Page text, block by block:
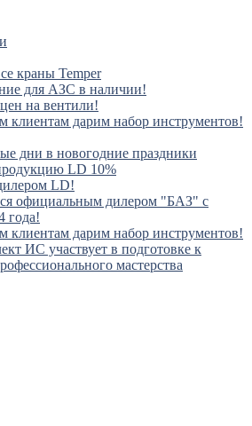
краны Temper
для АЗС в наличии!
на вентили!
клиентам дарим набор инструментов!
дни в новогодние праздники
LD 10%
LD!
официальным дилером "БАЗ" с
года!
клиентам дарим набор инструментов!
ИС участвует в подготовке к
мастерства